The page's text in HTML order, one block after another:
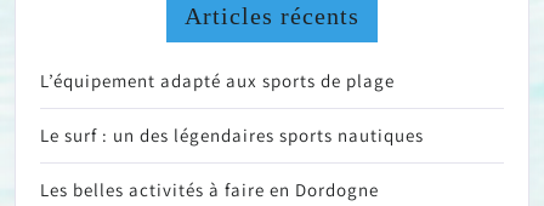
Articles récents
L’équipement adapté aux sports de plage
Le surf : un des légendaires sports nautiques
Les belles activités à faire en Dordogne